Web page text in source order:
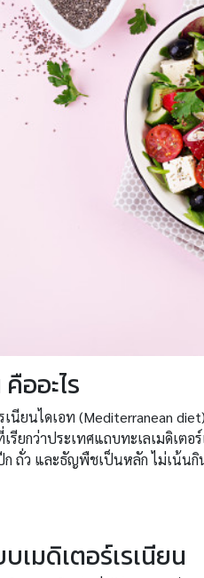
ออะไร
เนียนไดเอท (Mediterranean
ยกว่าประเทศแถบทะเลเมดิเตอ
ก ถั่ว และธัญพืชเป็นหลัก ไม่เน้
เมดิเตอร์เรเนียน